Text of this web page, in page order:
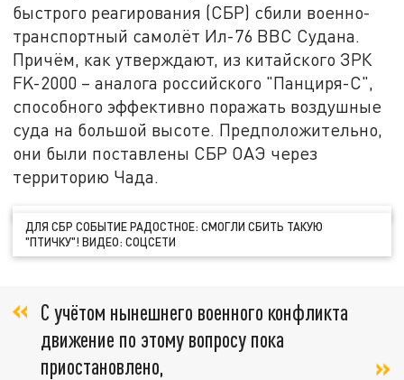
быстрого реагирования (СБР) сбили военно-
транспортный самолёт Ил-76 ВВС Судана.
Причём, как утверждают, из китайского ЗРК
FK-2000 – аналога российского "Панциря-С",
способного эффективно поражать воздушные
суда на большой высоте. Предположительно,
они были поставлены СБР ОАЭ через
территорию Чада.
ДЛЯ СБР СОБЫТИЕ РАДОСТНОЕ: СМОГЛИ СБИТЬ ТАКУЮ
"ПТИЧКУ"! ВИДЕО: СОЦСЕТИ
С учётом нынешнего военного конфликта
движение по этому вопросу пока
приостановлено,